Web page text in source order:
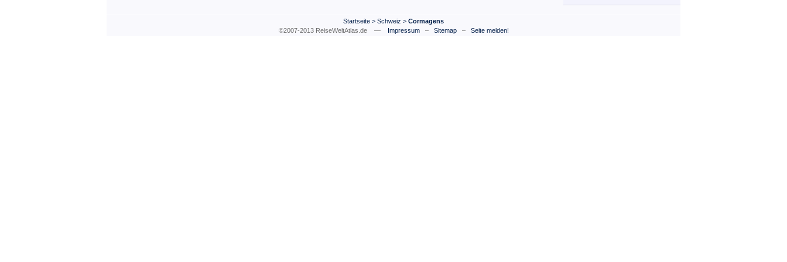
Startseite > Schweiz > Cormagens
©2007-2013 ReiseWeltAtlas.de —
Impressum– Sitemap– Seite melden!